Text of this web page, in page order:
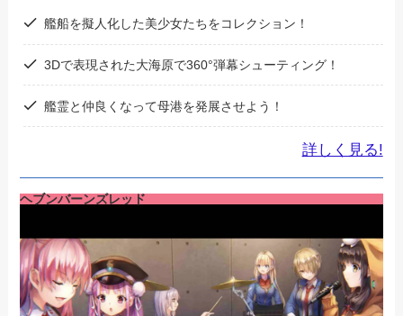
艦船を擬人化した美少女たちをコレクション！
3Dで表現された大海原で360°弾幕シューティング！
艦霊と仲良くなって母港を発展させよう！
詳しく見る!
ヘブンバーンズレッド